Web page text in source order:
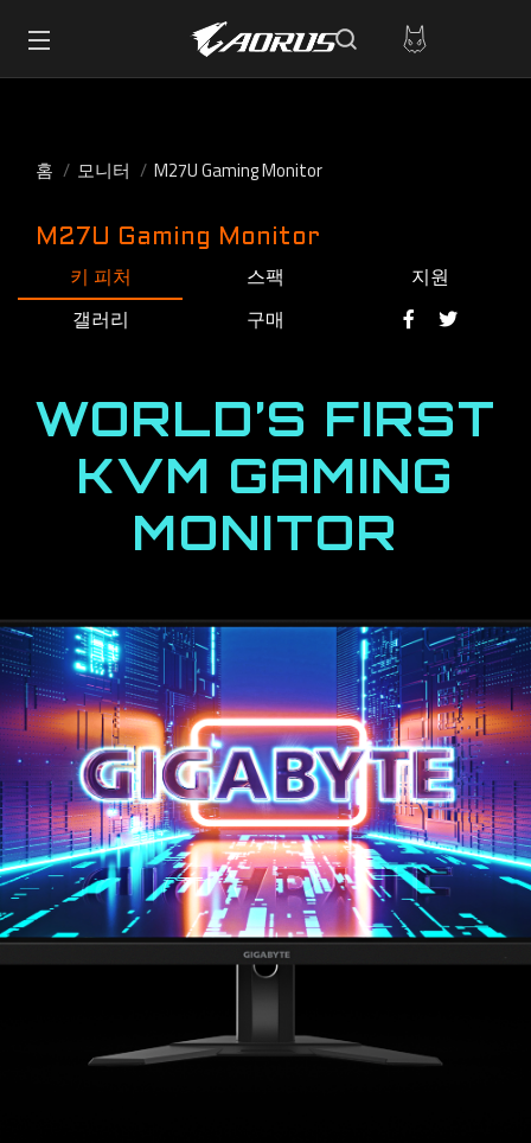
홈 모니터 M27U Gaming Monitor
M27U Gaming Monitor
키 피처 스팩
지원
갤러리
구매
WORLD’S FIRST
KVM GAMING
MONITOR